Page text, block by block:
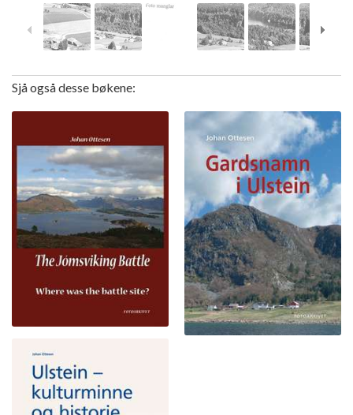
Sjå også desse bøkene: